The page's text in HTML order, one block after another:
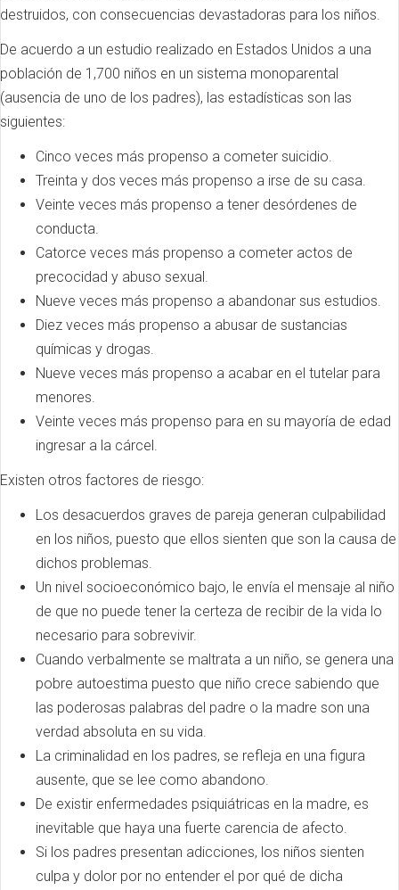
destruidos, con consecuencias devastadoras para los niños.
De acuerdo a un estudio realizado en Estados Unidos a una
población de 1,700 niños en un sistema monoparental
(ausencia de uno de los padres), las estadísticas son las
siguientes:
Cinco veces más propenso a cometer suicidio.
Treinta y dos veces más propenso a irse de su casa.
Veinte veces más propenso a tener desórdenes de
conducta.
Catorce veces más propenso a cometer actos de
precocidad y abuso sexual.
Nueve veces más propenso a abandonar sus estudios.
Diez veces más propenso a abusar de sustancias
químicas y drogas.
Nueve veces más propenso a acabar en el tutelar para
menores.
Veinte veces más propenso para en su mayoría de edad
ingresar a la cárcel.
Existen otros factores de riesgo:
Los desacuerdos graves de pareja generan culpabilidad
en los niños, puesto que ellos sienten que son la causa de
dichos problemas.
Un nivel socioeconómico bajo, le envía el mensaje al niño
de que no puede tener la certeza de recibir de la vida lo
necesario para sobrevivir.
Cuando verbalmente se maltrata a un niño, se genera una
pobre autoestima puesto que niño crece sabiendo que
las poderosas palabras del padre o la madre son una
verdad absoluta en su vida.
La criminalidad en los padres, se refleja en una figura
ausente, que se lee como abandono.
De existir enfermedades psiquiátricas en la madre, es
inevitable que haya una fuerte carencia de afecto.
Si los padres presentan adicciones, los niños sienten
culpa y dolor por no entender el por qué de dicha